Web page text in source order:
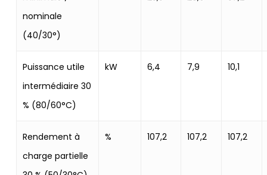
nominale
(40/30°)
Puissance utile
intermédiaire 30
% (80/60°C)
kW 6,4 7,9 10,1
Rendement à
charge partielle
% 107,2 107,2 107,2